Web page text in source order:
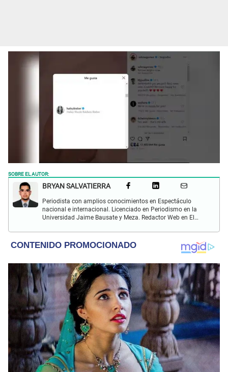
SOBRE EL AUTOR:
BRYAN SALVATIERRA
Periodista con amplios conocimientos en Espectáculo
nacional e internacional. Licenciado en Periodismo en la
Universidad Jaime Bausate y Meza. Redactor Web en El
películas, series, videojuegos y espectáculo.